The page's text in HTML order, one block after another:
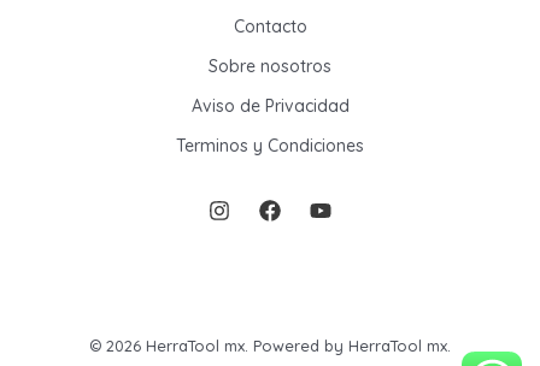
Contacto
Sobre nosotros
Aviso de Privacidad
Terminos y Condiciones
© 2026 HerraTool mx. Powered by HerraTool mx.